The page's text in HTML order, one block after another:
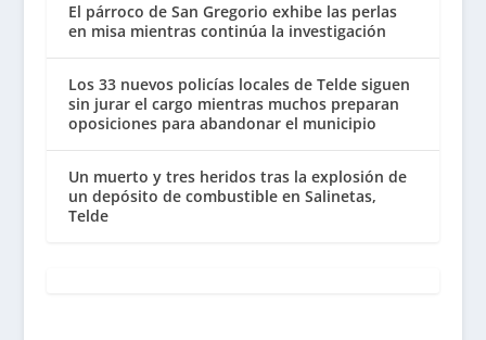
El párroco de San Gregorio exhibe las perlas
en misa mientras continúa la investigación
Los 33 nuevos policías locales de Telde siguen
sin jurar el cargo mientras muchos preparan
oposiciones para abandonar el municipio
Un muerto y tres heridos tras la explosión de
un depósito de combustible en Salinetas,
Telde